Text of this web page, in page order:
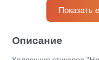
Показать
Описание